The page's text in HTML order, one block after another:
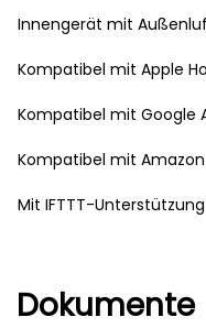
Innengerät mit
Kompatibel mit Apple
Kompatibel mit Google
Kompatibel mit Amazon
Mit IFTTT-Unterstützung
Dokumente